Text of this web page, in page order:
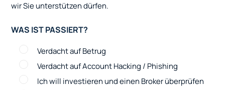
wir Sie unterstützen dürfen.
WAS IST PASSIERT?
Verdacht auf Betrug
Verdacht auf Account Hacking / Phishing
Ich will investieren und einen Broker überprüfen